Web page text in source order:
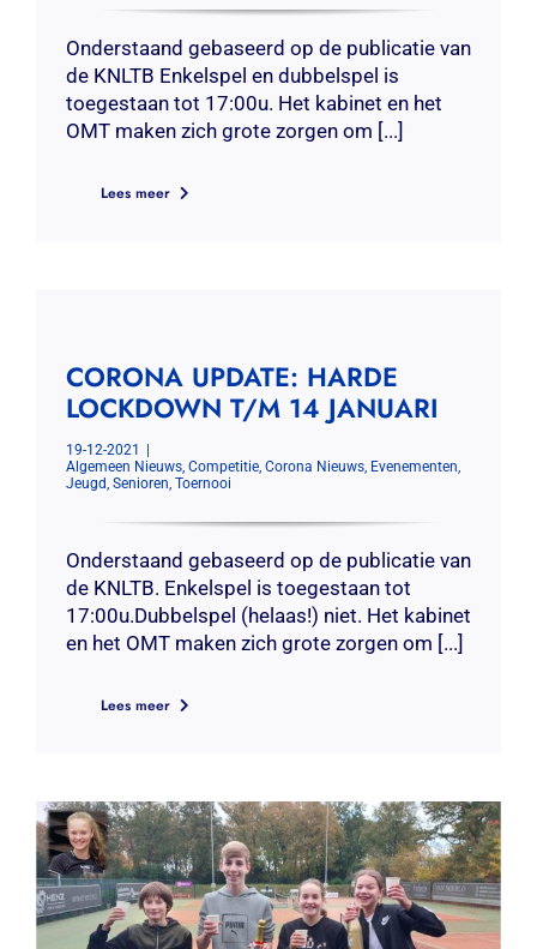
Onderstaand gebaseerd op de publicatie van
de KNLTB Enkelspel en dubbelspel is
toegestaan tot 17:00u. Het kabinet en het
OMT maken zich grote zorgen om [...]
Lees meer
CORONA UPDATE: HARDE
LOCKDOWN T/M 14 JANUARI
19-12-2021
Algemeen Nieuws, Competitie, Corona Nieuws, Evenementen,
Jeugd, Senioren, Toernooi
Onderstaand gebaseerd op de publicatie van
de KNLTB. Enkelspel is toegestaan tot
17:00u.Dubbelspel (helaas!) niet. Het kabinet
en het OMT maken zich grote zorgen om [...]
Lees meer